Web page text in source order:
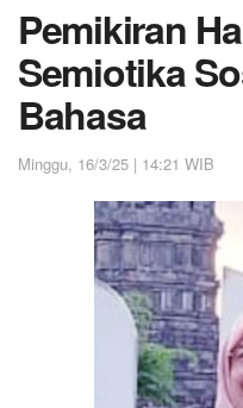
Pemikiran
Semiotika
Bahasa
Minggu, 16/3/25 | 14:21 WIB